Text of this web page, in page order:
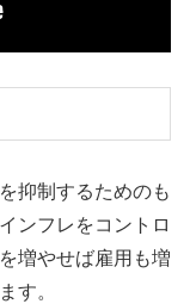
抑制するためのも
ンフレをコントロ
増やせば雇用も増
す。